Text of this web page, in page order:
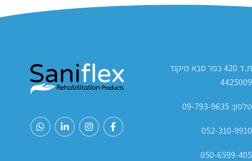
ת.ד 420 כפר סבא מיקוד
4425009
טלפון: 09-793-9635
052-310-9910
050-6599-405